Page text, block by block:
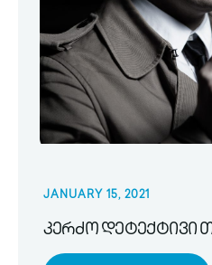
JANUARY 15, 2021
კერძო დეტექტივი